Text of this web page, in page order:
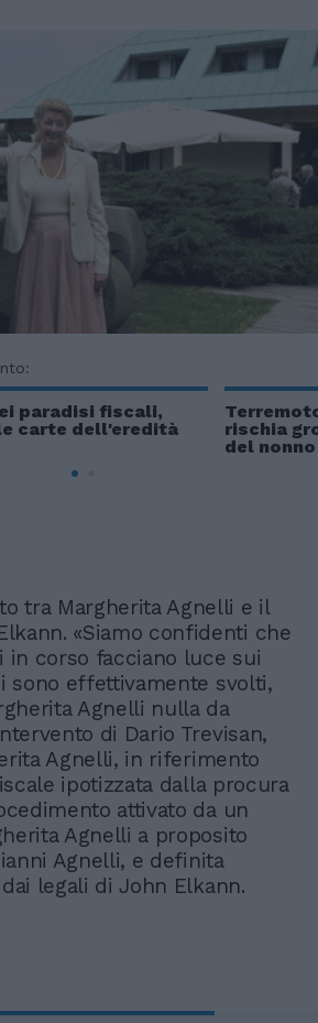
paradisi fiscali,
carte dell'eredità
rischia
del nonno
tra Margherita Agnelli e il
«Siamo confidenti che
in corso facciano luce sui
sono effettivamente svolti,
Agnelli nulla da
di Dario Trevisan,
Agnelli, in riferimento
ipotizzata dalla procura
attivato da un
Agnelli a proposito
Agnelli, e definita
legali di John Elkann.